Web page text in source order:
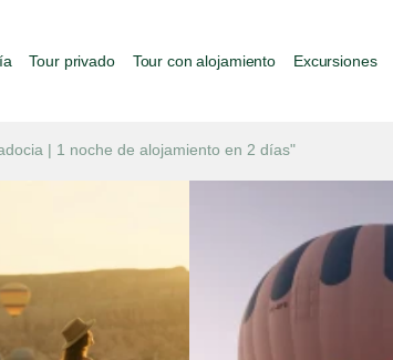
Tour privado Tour con alojamiento Excursiones
| 1 noche de alojamiento en 2 días"